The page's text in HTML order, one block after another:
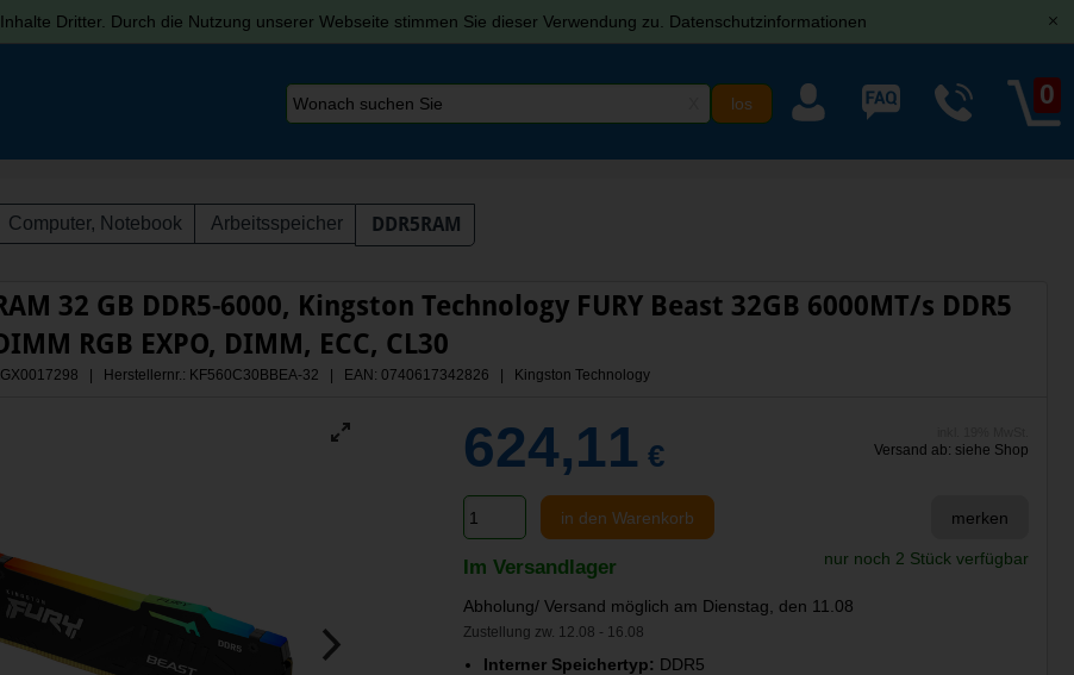
Dritter. Durch die Nutzung unserer Webseite stimmen Sie dieser Verwendung zu. Datenschutzinformationen [x]
0
Computer, Notebook Arbeitsspeicher DDR5RAM
32 GB DDR5-6000, Kingston Technology FURY Beast 32GB 6000MT/s DDR5
RGB EXPO, DIMM, ECC, CL30
| Herstellernr.: KF560C30BBEA-32 | EAN: 0740617342826 | Kingston Technology
624,11 € Versand ab: siehe Shop
in den Warenkorb merken
Im Versandlager nur noch 2 Stück verfügbar
Abholung/ Versand möglich am Dienstag, den 11.08
Zustellung zw. 12.08 - 16.08
Interner Speichertyp: DDR5